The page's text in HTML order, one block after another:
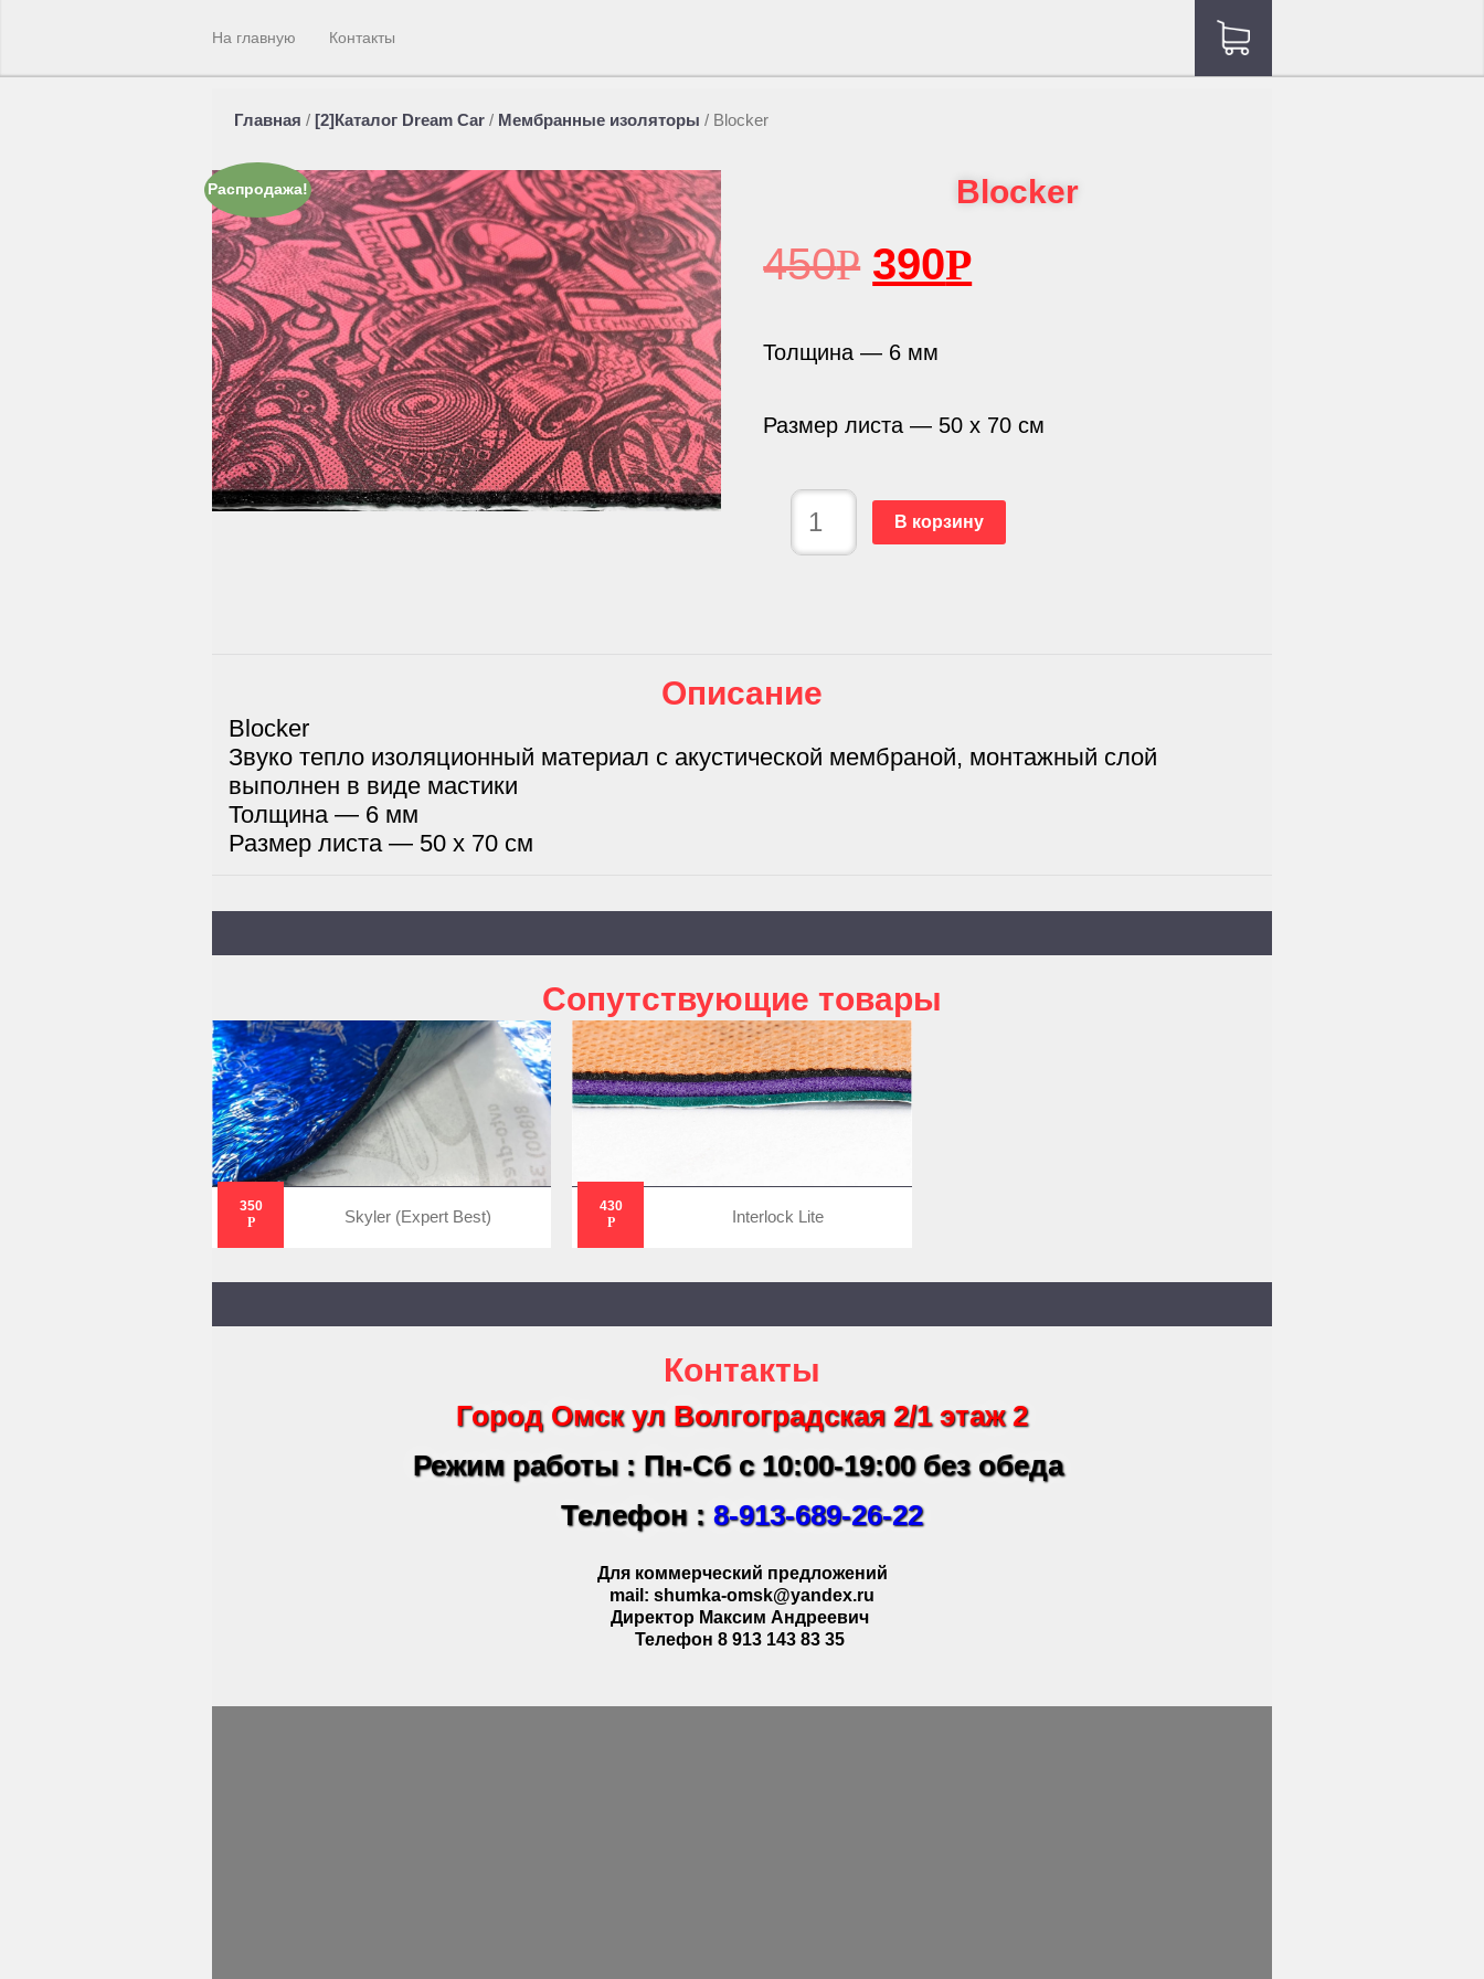
На главную Контакты
Главная / [2]Каталог Dream Car / Мембранные изоляторы / Blocker
Распродажа! Blocker
450Р 390Р
Толщина — 6 мм
Размер листа — 50 х 70 см
В корзину
Описание
Blocker
Звуко тепло изоляционный материал с акустической мембраной, монтажный слой
выполнен в виде мастики
Толщина — 6 мм
Размер листа — 50 х 70 см
Cопутствующие товары
350
Р
Skyler (Expert Best)
430
Р
Interlock Lite
Контакты
Город Омск ул Волгоградская 2/1 этаж 2
Режим работы : Пн-Сб с 10:00-19:00 без обеда
Телефон : 8-913-689-26-22
Для коммерческий предложений
mail: shumka-omsk@yandex.ru
Директор Максим Андреевич
Телефон 8 913 143 83 35